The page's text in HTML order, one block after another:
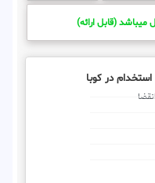
میباشد (قابل ارائه)
در کوبا